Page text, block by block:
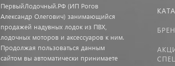
ПервыйЛодочный.РФ (ИП Рогов
Александр Олегович) занимающийся
продажей надувных лодок из ПВХ,
лодочных моторов и аксессуаров к ним.
Продолжая пользоваться данным
сайтом вы автоматически принимаете